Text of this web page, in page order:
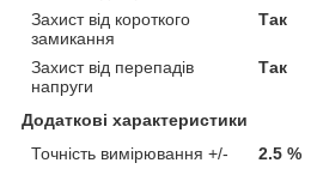
Захист від короткого
замикання
Так
Захист від перепадів
напруги
Так
Додаткові характеристики
Точність вимірювання +/-
2.5 %